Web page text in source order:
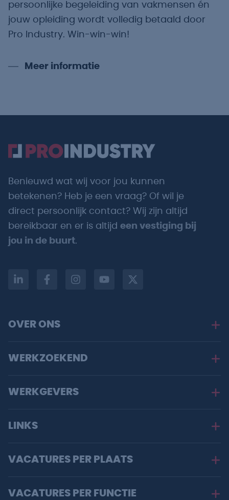
persoonlijke begeleiding van vakmensen én
jouw opleiding wordt volledig betaald door
Pro Industry. Win-win-win!
Meer informatie
Benieuwd wat wij voor jou kunnen
betekenen? Heb je een vraag? Of wil je
direct persoonlijk contact? Wij zijn altijd
bereikbaar en er is altijd een vestiging bij
jou in de buurt.
OVER ONS
WERKZOEKEND
WERKGEVERS
LINKS
VACATURES PER PLAATS
VACATURES PER FUNCTIE